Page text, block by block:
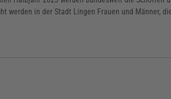
werden in der Stadt Lingen Frauen und Männer,